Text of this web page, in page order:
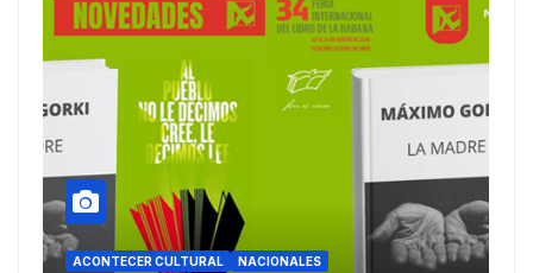
NACIONALES ACONTECER CULTURAL